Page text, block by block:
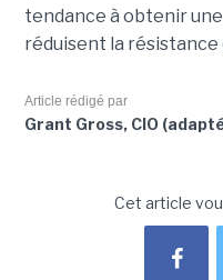
tendance à obtenir
réduisent la
Article rédigé par
Grant Gross, CIO
Cet article